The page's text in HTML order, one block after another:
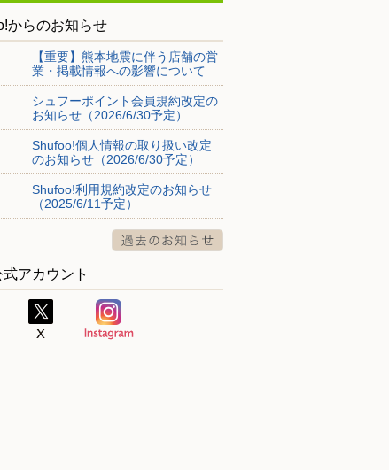
からのお知らせ
【重要】熊本地震に伴う店舗の営
業・掲載情報への影響について
シュフーポイント会員規約改定の
お知らせ（2026/6/30予定）
Shufoo!個人情報の取り扱い改定
のお知らせ（2026/6/30予定）
Shufoo!利用規約改定のお知らせ
（2025/6/11予定）
アカウント